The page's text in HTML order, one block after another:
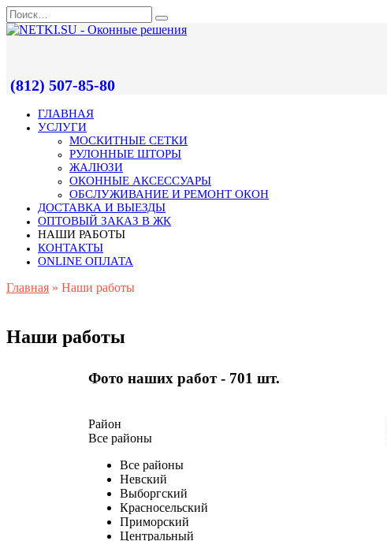
(812) 507-85-80
ГЛАВНАЯ
УСЛУГИ
МОСКИТНЫЕ СЕТКИ
РУЛОННЫЕ ШТОРЫ
ЖАЛЮЗИ
ОКОННЫЕ АКСЕССУАРЫ
ОБСЛУЖИВАНИЕ И РЕМОНТ ОКОН
ДОСТАВКА И ВЫЕЗДЫ
ОПТОВЫЙ ЗАКАЗ В ЖК
НАШИ РАБОТЫ
КОНТАКТЫ
ONLINE ОПЛАТА
Главная » Наши работы
Наши работы
Фото наших работ - 701 шт.
Район
Все районы
Все районы
Невский
Выборгский
Красносельский
Приморский
Центральный